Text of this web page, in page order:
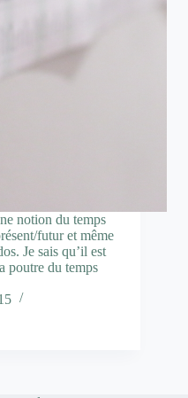
notion du temps
futur et même
Je sais qu’il est
poutre du temps